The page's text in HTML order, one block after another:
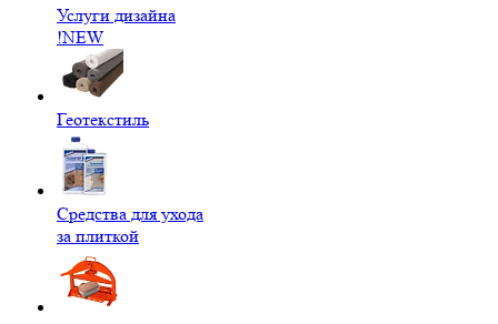
Услуги дизайна
!NEW
Геотекстиль
Средства для ухода
за плиткой